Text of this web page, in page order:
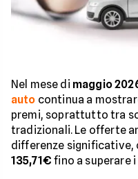
Nel mese di maggio
auto continua a
premi, soprattutto tra
tradizionali. Le offerte
differenze significative,
135,71€ fino a superare i